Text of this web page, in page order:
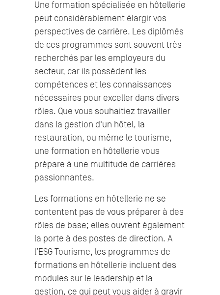
Une formation spécialisée en hôtellerie
peut considérablement élargir vos
perspectives de carrière. Les diplômés
de ces programmes sont souvent très
recherchés par les employeurs du
secteur, car ils possèdent les
compétences et les connaissances
nécessaires pour exceller dans divers
rôles. Que vous souhaitiez travailler
dans la gestion d'un hôtel, la
restauration, ou même le tourisme,
une formation en hôtellerie vous
prépare à une multitude de carrières
passionnantes.
Les formations en hôtellerie ne se
contentent pas de vous préparer à des
rôles de base; elles ouvrent également
la porte à des postes de direction. A
l’ESG Tourisme, les programmes de
formations en hôtellerie incluent des
modules sur le leadership et la
gestion, ce qui peut vous aider à gravir